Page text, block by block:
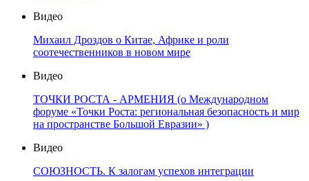
Видео
Михаил Дроздов о Китае, Африке и роли
соотечественников в новом мире
Видео
ТОЧКИ РОСТА - АРМЕНИЯ (о Международном
форуме «Точки Роста: региональная безопасность и мир
на пространстве Большой Евразии» )
Видео
СОЮЗНОСТЬ. К залогам успехов интеграции